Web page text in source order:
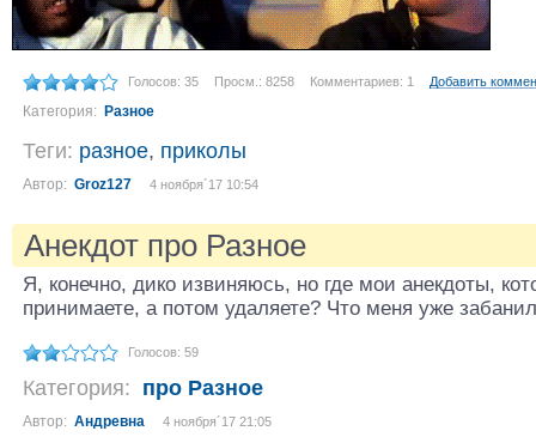
Голосов: 35 Просм.: 8258 Комментариев: 1 Добавить
Категория: Разное
Теги: разное, приколы
Автор: Groz127 4 ноября´17 10:54
Анекдот про Разное
Я, конечно, дико извиняюсь, но где мои анекдоты,
принимаете, а потом удаляете? Что меня уже
Голосов: 59
Категория: про Разное
Автор: Андревна 4 ноября´17 21:05